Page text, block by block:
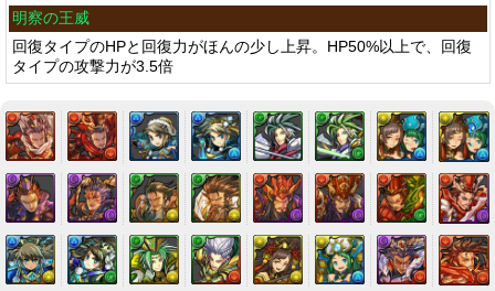
明察の王威
回復タイプのHPと回復力がほんの少し上昇。HP50%以上で、回復
タイプの攻撃力が3.5倍